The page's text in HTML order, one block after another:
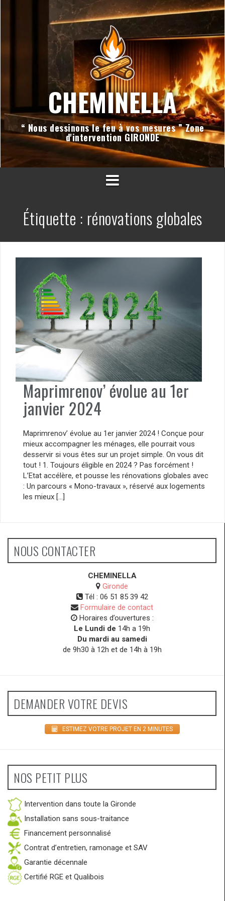
CHEMINELLA
“ Nous dessinons le feu à vos mesures ” Zone
d'intervention GIRONDE
Étiquette : rénovations globales
Maprimrenov’ évolue au 1er
janvier 2024
Maprimrenov’ évolue au 1er janvier 2024 ! Conçue pour
mieux accompagner les ménages, elle pourrait vous
desservir si vous êtes sur un projet simple. On vous dit
tout ! 1. Toujours éligible en 2024 ? Pas forcément !
L’Etat accélère, et pousse les rénovations globales avec
: Un parcours « Mono-travaux », réservé aux logements
les mieux […]
NOUS CONTACTER
CHEMINELLA
Gironde
Tél : 06 51 85 39 42
Formulaire de contact
Horaires d’ouvertures :
Le Lundi de 14h a 19h
Du mardi au samedi
de 9h30 à 12h et de 14h à 19h
DEMANDER VOTRE DEVIS
ESTIMEZ VOTRE PROJET EN 2 MINUTES
NOS PETIT PLUS
Intervention dans toute la Gironde
Installation sans sous-traitance
Financement personnalisé
Contrat d’entretien, ramonage et SAV
Garantie décennale
Certifié RGE et Qualibois